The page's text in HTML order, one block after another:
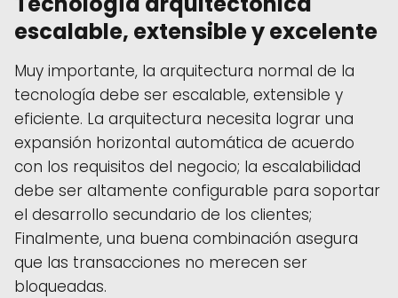
escalable, extensible y excelente
Muy importante, la arquitectura normal de la
tecnología debe ser escalable, extensible y
eficiente. La arquitectura necesita lograr una
expansión horizontal automática de acuerdo
con los requisitos del negocio; la escalabilidad
debe ser altamente configurable para soportar
el desarrollo secundario de los clientes;
Finalmente, una buena combinación asegura
que las transacciones no merecen ser
bloqueadas.